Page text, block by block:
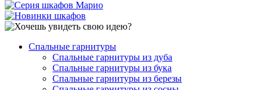
Спальные гарнитуры
Спальные гарнитуры из дуба
Спальные гарнитуры из бука
Спальные гарнитуры из березы